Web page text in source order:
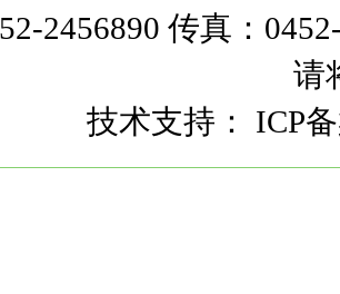
2456890 传真：
请
技术支持： ICP